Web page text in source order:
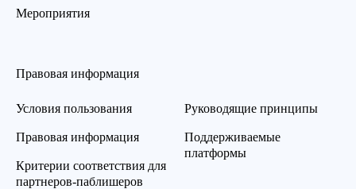
Мероприятия
Правовая информация
Условия пользования
Правовая информация
Критерии соответствия для
партнеров-паблишеров
Руководящие принципы
Поддерживаемые
платформы